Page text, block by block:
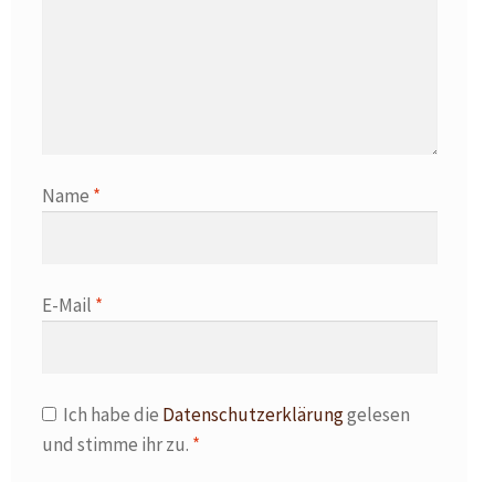
Name *
E-Mail *
Ich habe die Datenschutzerklärunggelesen
und stimme ihr zu. *